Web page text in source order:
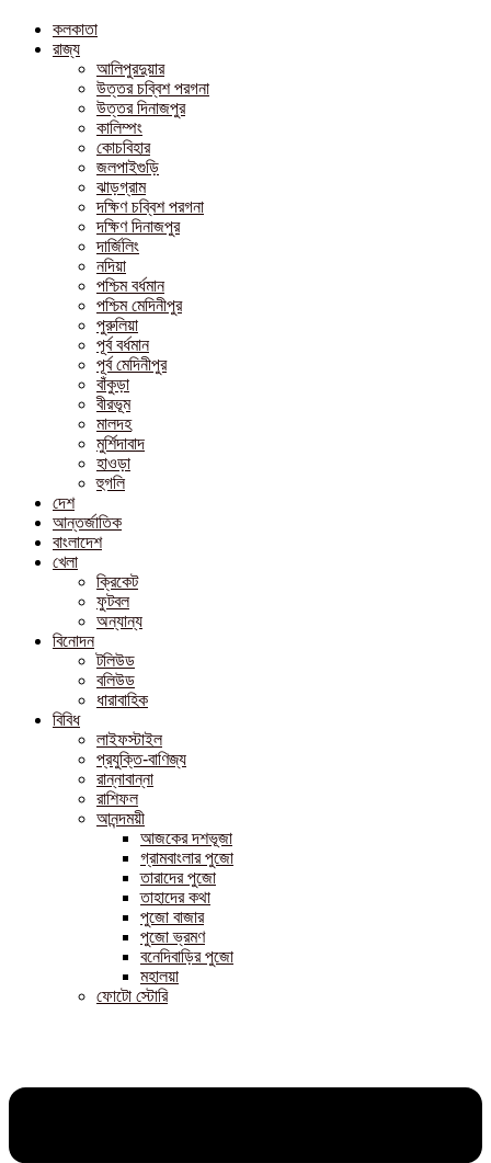
কলকাতা
রাজ্য
আলিপুরদুয়ার
উত্তর চব্বিশ পরগনা
উত্তর দিনাজপুর
কালিম্পং
কোচবিহার
জলপাইগুড়ি
ঝাড়গ্রাম
দক্ষিণ চব্বিশ পরগনা
দক্ষিণ দিনাজপুর
দার্জিলিং
নদিয়া
পশ্চিম বর্ধমান
পশ্চিম মেদিনীপুর
পুরুলিয়া
পূর্ব বর্ধমান
পূর্ব মেদিনীপুর
বাঁকুড়া
বীরভূম
মালদহ
মুর্শিদাবাদ
হাওড়া
হুগলি
দেশ
আন্তর্জাতিক
বাংলাদেশ
খেলা
ক্রিকেট
ফুটবল
অন্যান্য
বিনোদন
টলিউড
বলিউড
ধারাবাহিক
বিবিধ
লাইফস্টাইল
প্রযুক্তি-বাণিজ্য
রান্নাবান্না
রাশিফল
আনন্দময়ী
আজকের দশভূজা
গ্রামবাংলার পুজো
তারাদের পুজো
তাহাদের কথা
পুজো বাজার
পুজো ভ্রমণ
বনেদিবাড়ির পুজো
মহালয়া
ফোটো স্টোরি